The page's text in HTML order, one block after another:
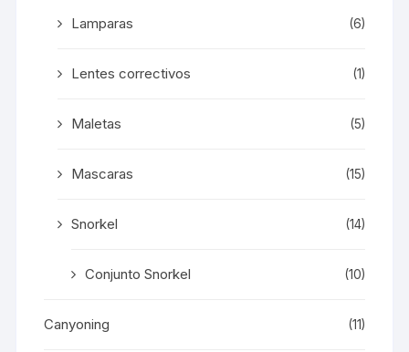
Lamparas (6)
Lentes correctivos (1)
Maletas (5)
Mascaras (15)
Snorkel (14)
Conjunto Snorkel (10)
Canyoning (11)